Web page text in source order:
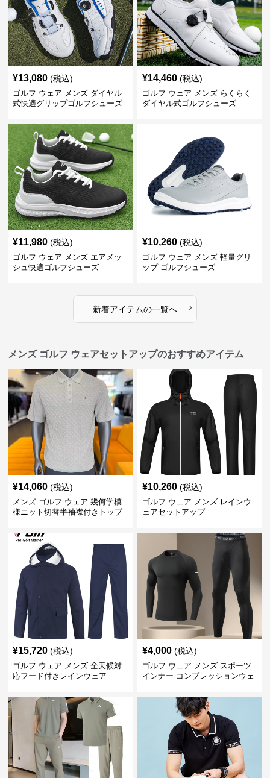
¥13,080 (税込)
ゴルフ ウェア メンズ ダイヤル
式快適グリップゴルフシューズ
¥14,460 (税込)
ゴルフ ウェア メンズ らくらく
ダイヤル式ゴルフシューズ
¥11,980 (税込)
ゴルフ ウェア メンズ エアメッ
シュ快適ゴルフシューズ
¥10,260 (税込)
ゴルフ ウェア メンズ 軽量グリ
ップ ゴルフシューズ
新着アイテムの一覧へ ›
メンズ ゴルフ ウェアセットアップのおすすめアイテム
¥14,060 (税込)
メンズ ゴルフ ウェア 幾何学模
様ニット切替半袖襟付きトップ
¥10,260 (税込)
ゴルフ ウェア メンズ レインウ
ェアセットアップ
¥15,720 (税込)
ゴルフ ウェア メンズ 全天候対
応フード付きレインウェア
¥4,000 (税込)
ゴルフ ウェア メンズ スポーツ
インナー コンプレッションウェ